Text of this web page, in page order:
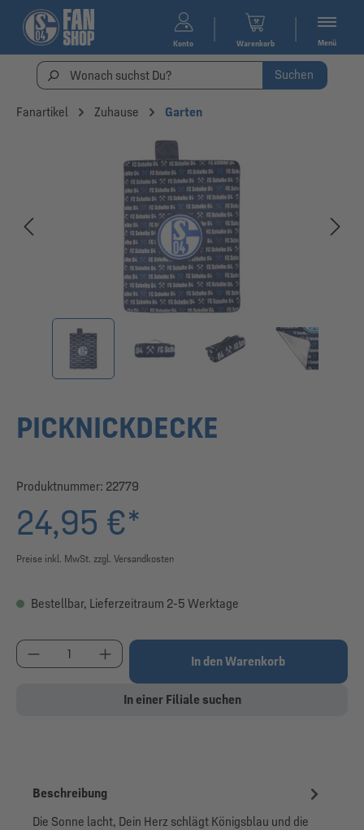
Konto Warenkorb Menü
Suchen
Fanartikel Zuhause Garten
PICKNICKDECKE
Produktnummer: 22779
24,95 €*
Preise inkl. MwSt. zzgl. Versandkosten
Bestellbar, Lieferzeitraum 2-5 Werktage
Produkt Anzahl: Gib den gewünschten Wert ein
In den Warenkorb
In einer Filiale suchen
Beschreibung
Die Sonne lacht, Dein Herz schlägt Königsblau und die